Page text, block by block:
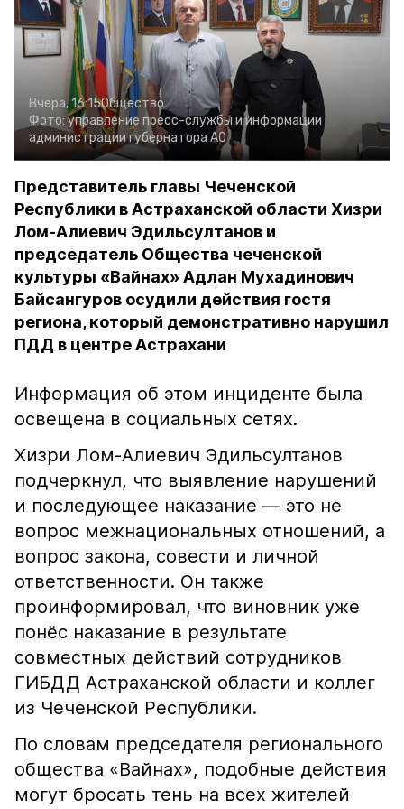
Вчера, 16:15Общество
Фото: управление пресс-службы и информации
администрации губернатора АО
Представитель главы Чеченской
Республики в Астраханской области Хизри
Лом-Алиевич Эдильсултанов и
председатель Общества чеченской
культуры «Вайнах» Адлан Мухадинович
Байсангуров осудили действия гостя
региона, который демонстративно нарушил
ПДД в центре Астрахани
Информация об этом инциденте была
освещена в социальных сетях.
Хизри Лом-Алиевич Эдильсултанов
подчеркнул, что выявление нарушений
и последующее наказание — это не
вопрос межнациональных отношений, а
вопрос закона, совести и личной
ответственности. Он также
проинформировал, что виновник уже
понёс наказание в результате
совместных действий сотрудников
ГИБДД Астраханской области и коллег
из Чеченской Республики.
По словам председателя регионального
общества «Вайнах», подобные действия
могут бросать тень на всех жителей